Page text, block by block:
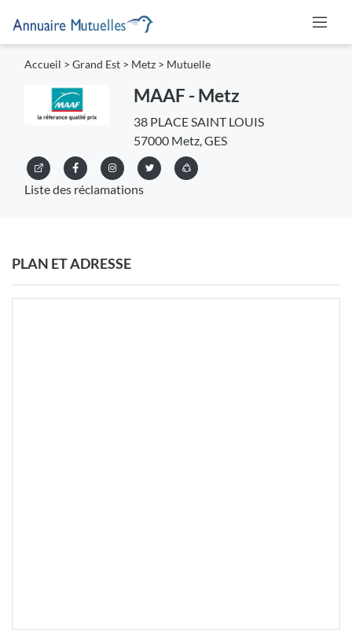
Accueil > Grand Est > Metz > Mutuelle
MAAF - Metz
38 PLACE SAINT LOUIS
57000 Metz, GES
Liste des réclamations
PLAN ET ADRESSE